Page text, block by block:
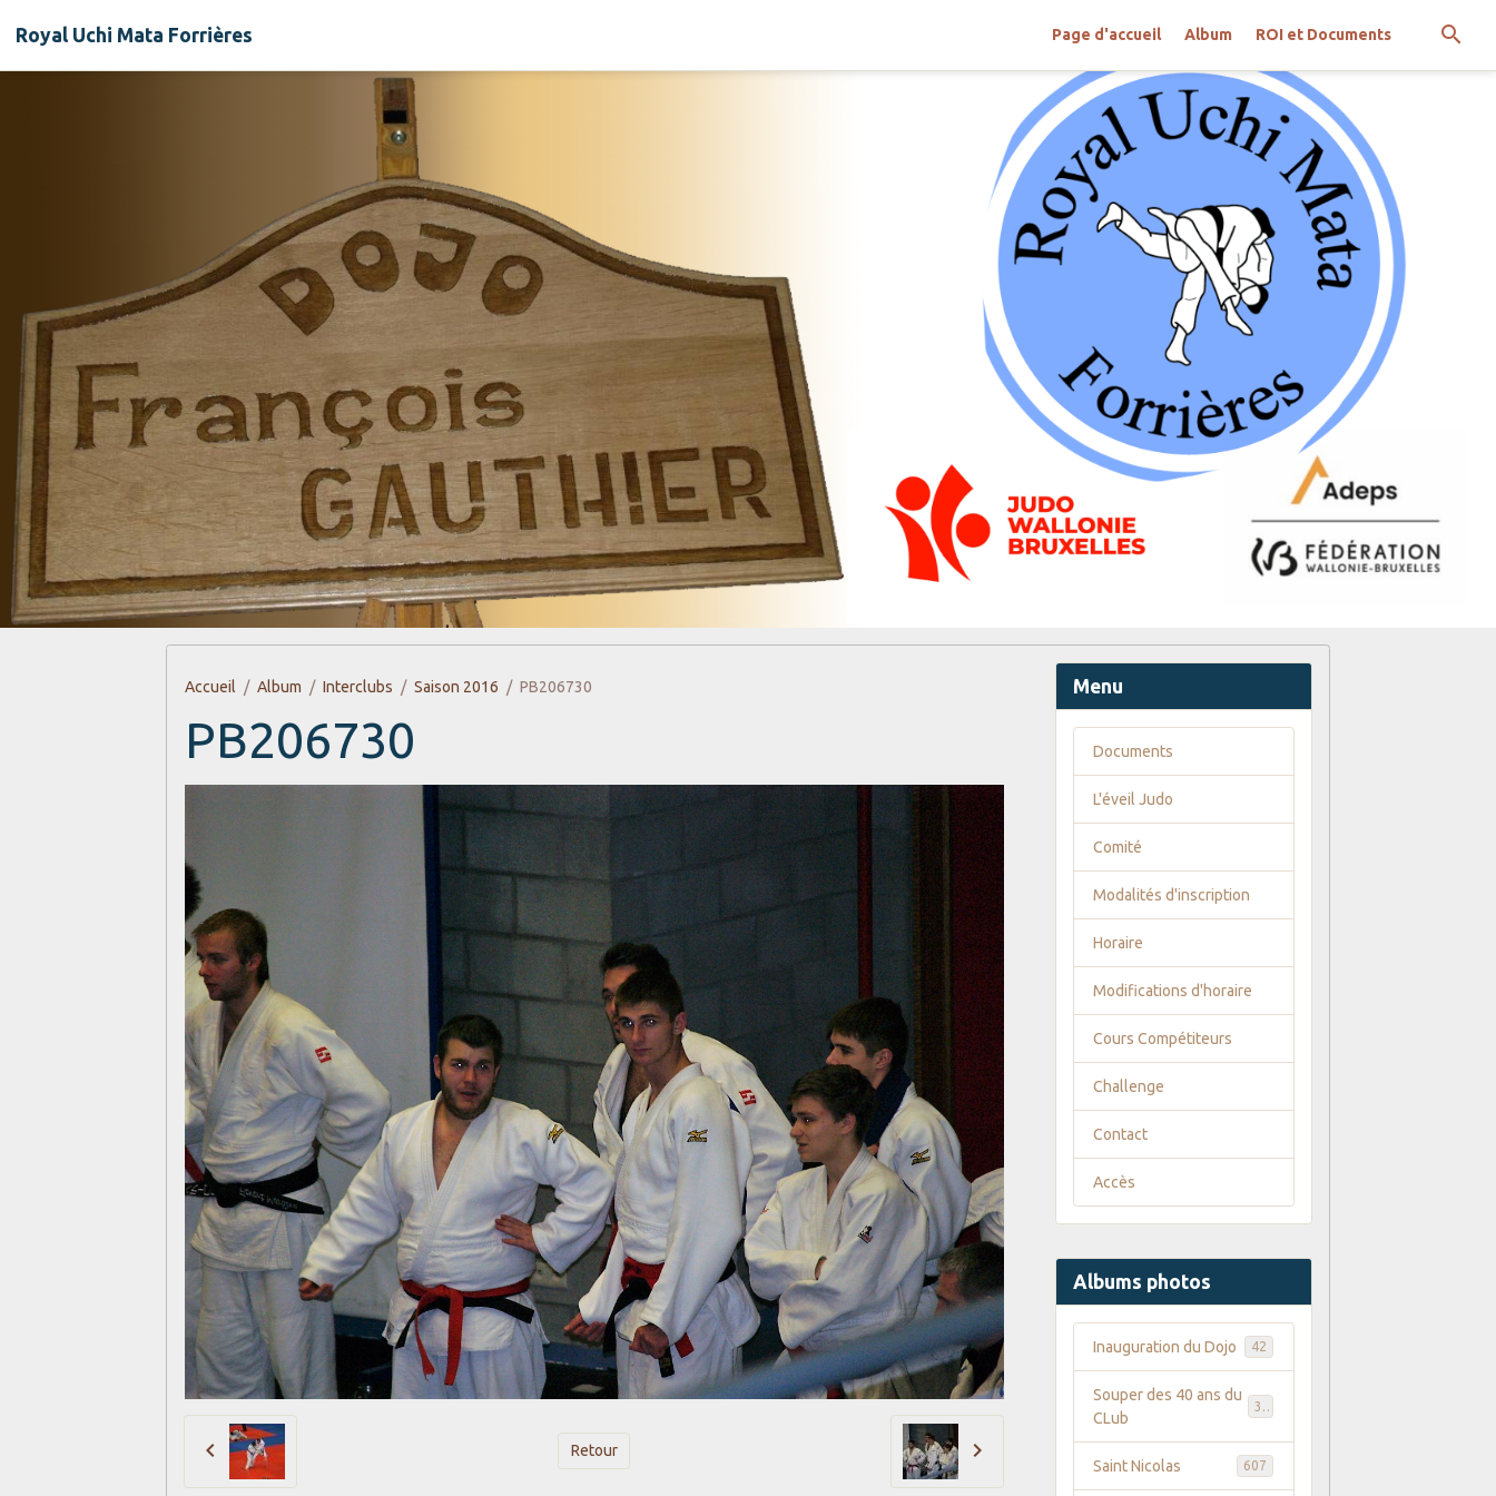
Royal Uchi Mata Forrières Page d'accueil Album ROI et Documents
Accueil Album Interclubs Saison 2016 PB206730
PB206730
Retour
Menu
Documents
L'éveil Judo
Comité
Modalités d'inscription
Horaire
Modifications d'horaire
Cours Compétiteurs
Challenge
Contact
Accès
Albums photos
Inauguration du Dojo 42
Souper des 40 ans du
CLub
Saint Nicolas 607